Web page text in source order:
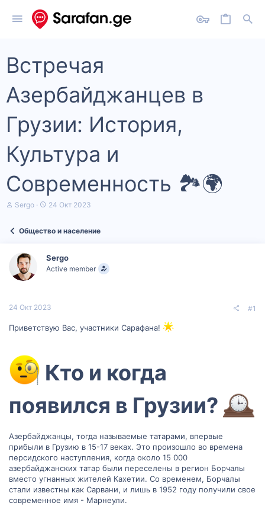
Встречая
Азербайджанцев в
Грузии: История,
Культура и
Современность 🏞️🌍
А
е
м
ы
Sergo
Д
а
ч
а
24 Окт 2023
Общество и население
Sergo
Active member
24 Окт 2023 #1
Приветствую Вас, участники Сарафана!
Кто и когда
появился в Грузии?
Азербайджанцы, тогда называемые татарами, впервые
прибыли в Грузию в 15-17 веках. Это произошло во времена
персидского наступления, когда около 15 000
азербайджанских татар были переселены в регион Борчалы
вместо угнанных жителей Кахетии. Со временем, Борчалы
стали известны как Сарвани, и лишь в 1952 году получили свое
современное имя - Марнеули.